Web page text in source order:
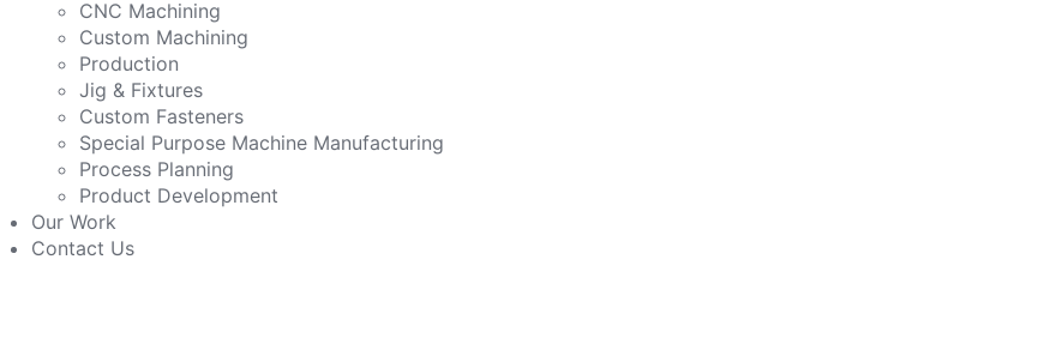
CNC Machining
Custom Machining
Production
Jig & Fixtures
Custom Fasteners
Special Purpose Machine Manufacturing
Process Planning
Product Development
Our Work
Contact Us